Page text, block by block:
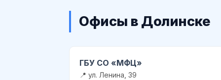
Офисы в Долинске
ГБУ СО «МФЦ»
📍 ул. Ленина, 39